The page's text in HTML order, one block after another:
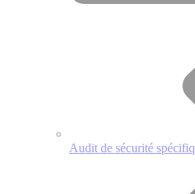
Audit de sécurité